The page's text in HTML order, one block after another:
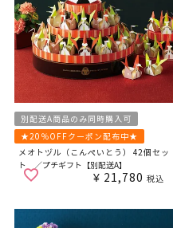
別配送A商品のみ同時購入可
★20％OFFクーポン配布中★
メオトヅル（こんぺいとう） 42個セッ
ト ／プチギフト【別配送A】
¥ 21,780 税込